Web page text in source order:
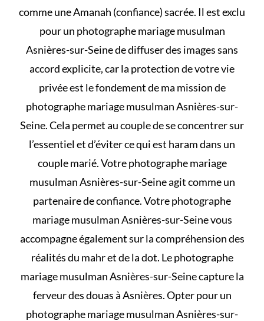
comme une Amanah (confiance) sacrée. Il est exclu
pour un photographe mariage musulman
Asnières-sur-Seine de diffuser des images sans
accord explicite, car la protection de votre vie
privée est le fondement de ma mission de
photographe mariage musulman Asnières-sur-
Seine. Cela permet au couple de se concentrer sur
l’essentiel et d’éviterce qui est haram dans un
couple marié. Votre photographe mariage
musulman Asnières-sur-Seine agit comme un
partenaire de confiance. Votre photographe
mariage musulman Asnières-sur-Seine vous
accompagne également sur la compréhension des
réalités du mahr et de la dot. Le photographe
mariage musulman Asnières-sur-Seine capture la
ferveur des douas à Asnières. Opter pour un
photographe mariage musulman Asnières-sur-